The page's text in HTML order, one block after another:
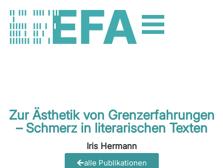
Zur Ästhetik von Grenzerfahrungen
– Schmerz in literarischen Texten
Iris Hermann
alle Publikationen